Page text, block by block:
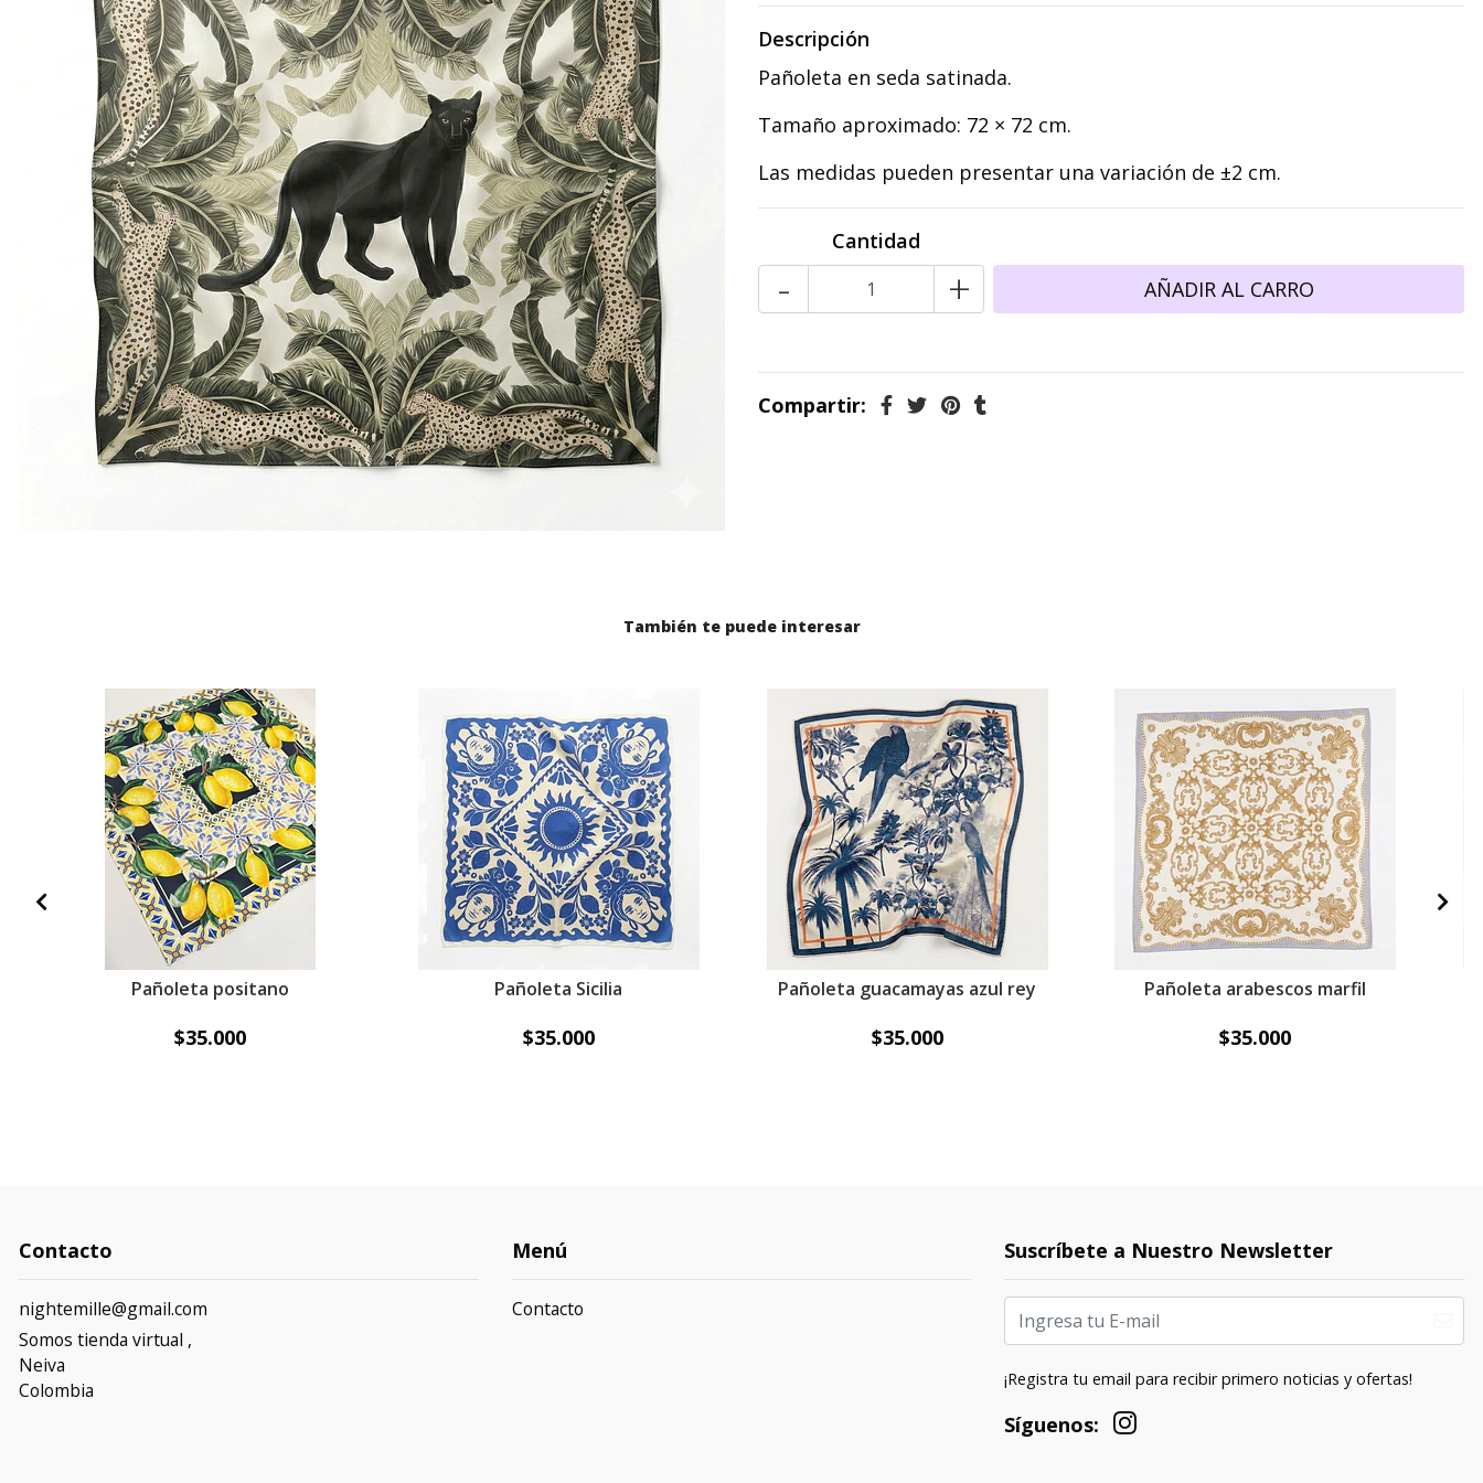
Descripción
Pañoleta en seda satinada.
Tamaño aproximado: 72 × 72 cm.
Las medidas pueden presentar una variación de ±2 cm.
Cantidad
- +
Compartir:
También te puede interesar
Pañoleta positano
$35.000
Pañoleta Sicilia
$35.000
Pañoleta guacamayas azul rey
$35.000
Pañoleta arabescos marfil
$35.000
Contacto
nightemille@gmail.com
Somos tienda virtual ,
Neiva
Colombia
Menú
Contacto
Suscríbete a Nuestro Newsletter
¡Registra tu email para recibir primero noticias y ofertas!
Síguenos: